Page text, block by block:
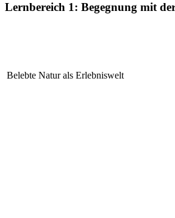
Lernbereich 1: Begegnung mit
Belebte Natur als Erlebniswelt